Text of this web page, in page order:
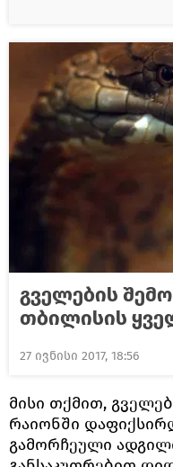
გველების
თბილისის
27 ივნისი 2017, 18:56
მისი თქმით,
რაიონში
გამორჩეული